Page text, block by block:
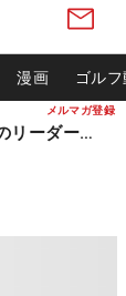
メルマガ登録
漫画 ゴル
松山英樹ら出場 ウィンダム選手権のリーダーボード